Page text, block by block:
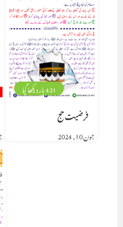
431 بار دیکھا گیا
فرضیت حج
جون 10, 2024